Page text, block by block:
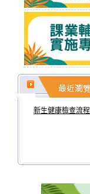
新生健康檢查流程